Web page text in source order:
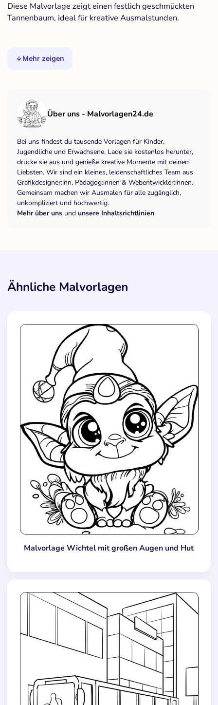
Diese Malvorlage zeigt einen festlich geschmückten
Tannenbaum, ideal für kreative Ausmalstunden.
Mehr zeigen
Über uns - Malvorlagen24.de
Bei uns findest du tausende Vorlagen für Kinder,
Jugendliche und Erwachsene. Lade sie kostenlos herunter,
drucke sie aus und genieße kreative Momente mit deinen
Liebsten. Wir sind ein kleines, leidenschaftliches Team aus
Grafikdesigner:inn, Pädagog:innen & Webentwickler:innen.
Gemeinsam machen wir Ausmalen für alle zugänglich,
unkompliziert und hochwertig.
Mehr über uns und unsere Inhaltsrichtlinien.
Ähnliche Malvorlagen
Malvorlage Wichtel mit großen Augen und Hut